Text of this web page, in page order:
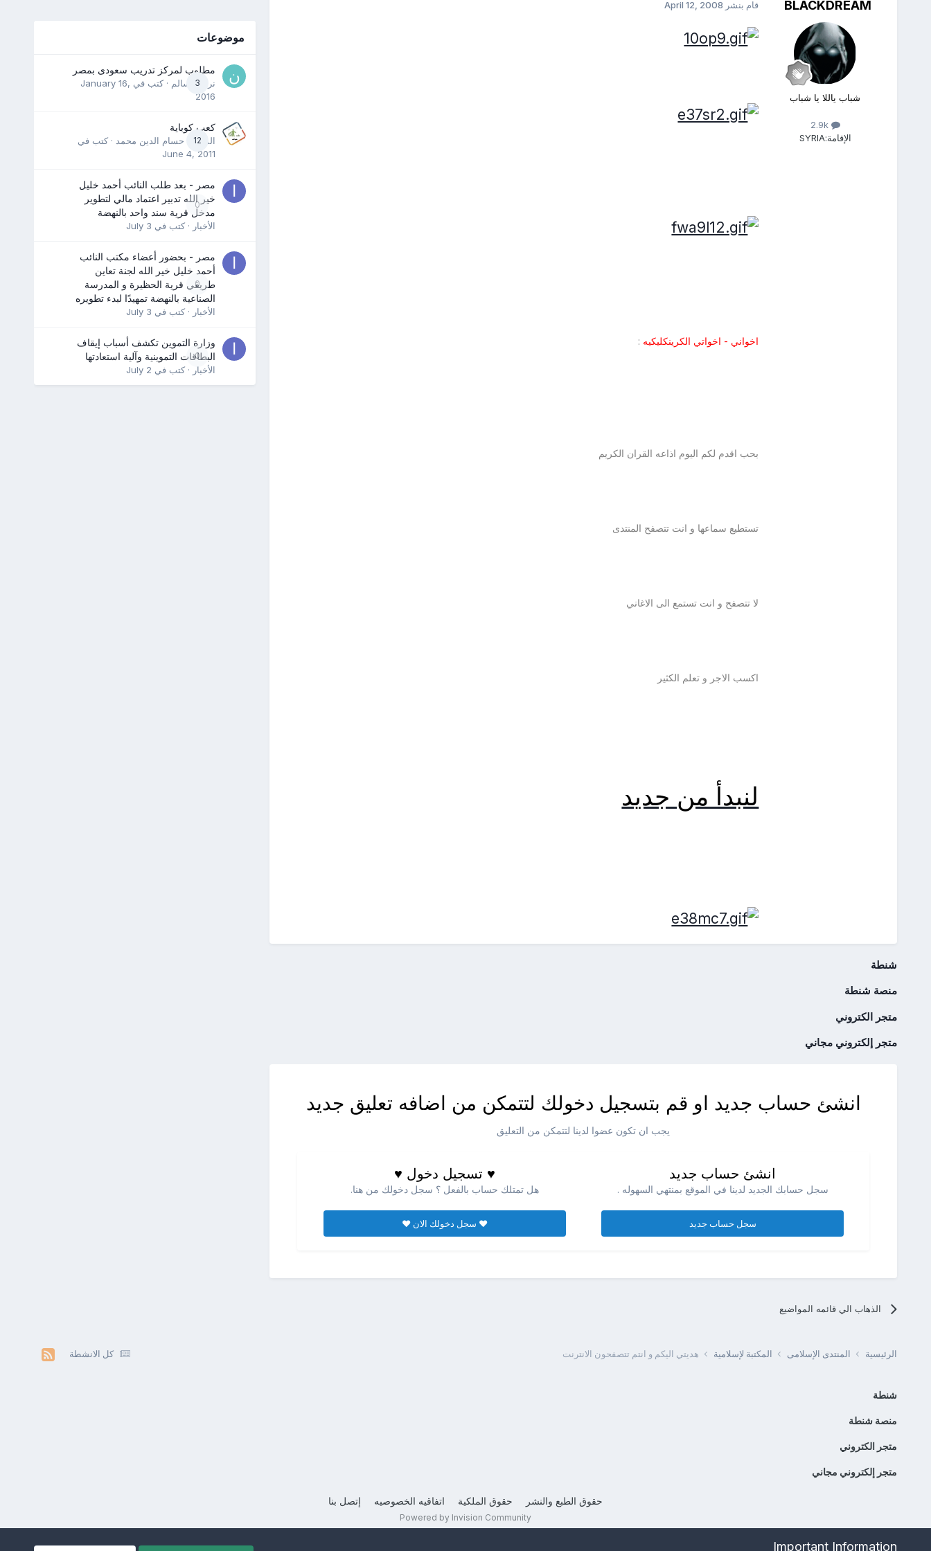
BLACKDREAM
شباب ياللا يا شباب
2.9k
الإقامة:SYRIA
قام بنشر April 12, 2008
اخواني - اخواتي الكرينكليكيه :
بحب اقدم لكم اليوم اذاعه القران الكريم
تستطيع سماعها و انت تتصفح المنتدى
لا تتصفح و انت تستمع الى الاغاني
اكسب الاجر و تعلم الكثير
لنبدأ من جديد
شنطة
منصة شنطة
متجر الكتروني
متجر إلكتروني مجاني
انشئ حساب جديد او قم بتسجيل دخولك لتتمكن من اضافه تعليق جديد
يجب ان تكون عضوا لدينا لتتمكن من التعليق
انشئ حساب جديد
سجل حسابك الجديد لدينا في الموقع بمنتهي السهوله .
سجل حساب جديد
♥ تسجيل دخول ♥
هل تمتلك حساب بالفعل ؟ سجل دخولك من هنا.
♥ سجل دخولك الان ♥
الذهاب الي قائمه المواضيع
موضوعات
3
مطلوب لمركز تدريب سعودى بمصر
نرمين سالم · كتب في January 16,
2016
12
كعب كوباية
المدرب حسام الدين محمد · كتب في
June 4, 2011
0
مصر - بعد طلب النائب أحمد خليل
خير الله تدبير اعتماد مالي لتطوير
مدخل قرية سند واحد بالنهضة
الأخبار · كتب في July 3
0
مصر - بحضور أعضاء مكتب النائب
أحمد خليل خير الله لجنة تعاين
طريقي قرية الحظيرة و المدرسة
الصناعية بالنهضة تمهيدًا لبدء تطويره
الأخبار · كتب في July 3
0
وزارة التموين تكشف أسباب إيقاف
البطاقات التموينية وآلية استعادتها
الأخبار · كتب في July 2
كل الانشطة الرئيسية المنتدى الإسلامى المكتبة لإسلامية هديتي اليكم و انتم تتصفحون الانترنت
شنطة
منصة شنطة
متجر الكتروني
متجر إلكتروني مجاني
حقوق الطبع والنشر حقوق الملكية اتفاقيه الخصوصيه إتصل بنا
Powered by Invision Community
Important Information